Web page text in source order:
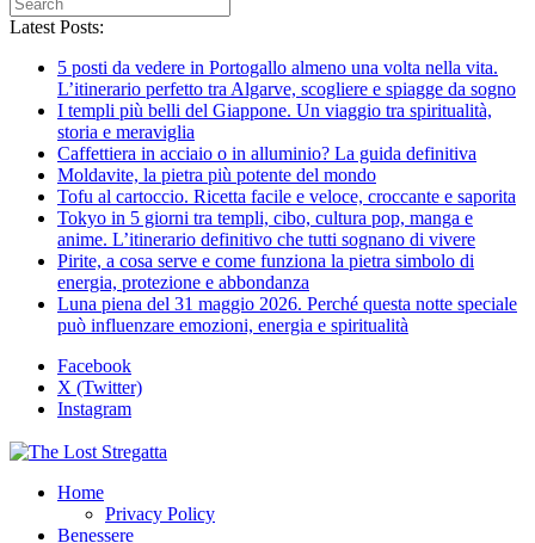
Latest Posts:
5 posti da vedere in Portogallo almeno una volta nella vita.
L’itinerario perfetto tra Algarve, scogliere e spiagge da sogno
I templi più belli del Giappone. Un viaggio tra spiritualità,
storia e meraviglia
Caffettiera in acciaio o in alluminio? La guida definitiva
Moldavite, la pietra più potente del mondo
Tofu al cartoccio. Ricetta facile e veloce, croccante e saporita
Tokyo in 5 giorni tra templi, cibo, cultura pop, manga e
anime. L’itinerario definitivo che tutti sognano di vivere
Pirite, a cosa serve e come funziona la pietra simbolo di
energia, protezione e abbondanza
Luna piena del 31 maggio 2026. Perché questa notte speciale
può influenzare emozioni, energia e spiritualità
Facebook
X (Twitter)
Instagram
Home
Privacy Policy
Benessere